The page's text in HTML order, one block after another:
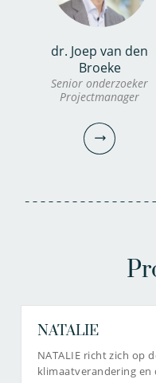
dr. Joep van den
Broeke
Senior onderzoeker
Projectmanager
dr. Joep van den
Senior onderzoeker
Projectmanager
NATALIE
NATALIE richt zich op
klimaatverandering en